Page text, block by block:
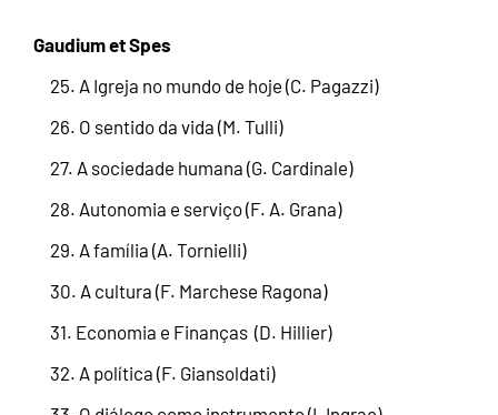
Gaudium et Spes
25. A Igreja no mundo de hoje (C. Pagazzi)
26. O sentido da vida (M. Tulli)
27. A sociedade humana (G. Cardinale)
28. Autonomia e serviço (F. A. Grana)
29. A família (A. Tornielli)
30. A cultura (F. Marchese Ragona)
31. Economia e Finanças (D. Hillier)
32. A política (F. Giansoldati)